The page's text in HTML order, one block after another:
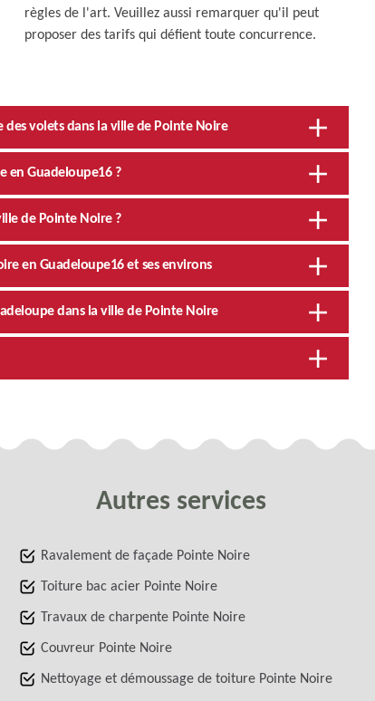
règles de l'art. Veuillez aussi remarquer qu'il peut
proposer des tarifs qui défient toute concurrence.
volets dans la ville de Pointe Noire
en Guadeloupe16 ?
de Pointe Noire ?
en Guadeloupe16 et ses environs
dans la ville de Pointe Noire
Autres services
Ravalement de façade Pointe Noire
Toiture bac acier Pointe Noire
Travaux de charpente Pointe Noire
Couvreur Pointe Noire
Nettoyage et démoussage de toiture Pointe Noire